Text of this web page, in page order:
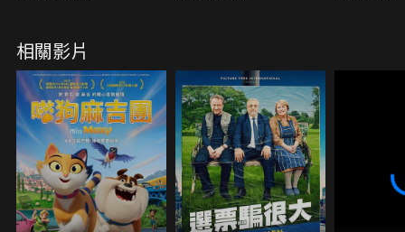
相關影片